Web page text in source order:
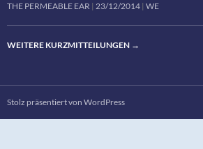
THE PERMEABLE EAR 23/12/2014 WE
WEITERE KURZMITTEILUNGEN →
Stolz präsentiert von WordPress